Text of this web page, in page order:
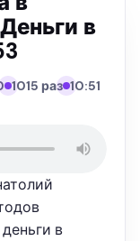
в
1015 раз 10:51
в